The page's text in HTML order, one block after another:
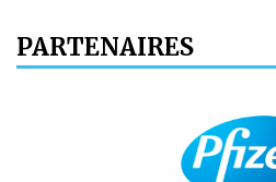
PARTENAIRES